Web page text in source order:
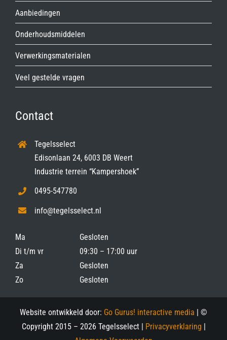
Aanbiedingen
Onderhoudsmiddelen
Verwerkingsmaterialen
Veel gestelde vragen
Contact
Tegelsselect
Edisonlaan 24, 6003 DB Weert
Industrie terrein “Kampershoek”
0495-547780
info@tegelsselect.nl
Ma
Gesloten
Di t/m vr
09:30 – 17:00 uur
Za
Gesloten
Zo
Gesloten
Website ontwikkeld door: Go Gurus! interactive media | ©
Copyright 2015 – 2026 Tegelsselect | Privacyverklaring |